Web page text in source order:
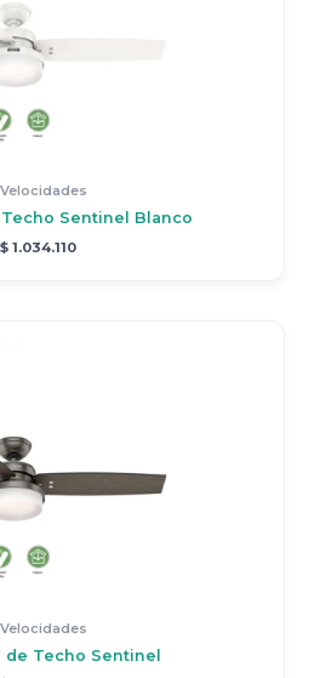
Sentinel Blanco
$1.034.110
Techo Sentinel